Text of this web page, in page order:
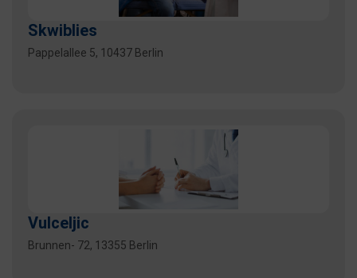
Skwiblies
Pappelallee 5, 10437 Berlin
Vulceljic
Brunnen- 72, 13355 Berlin